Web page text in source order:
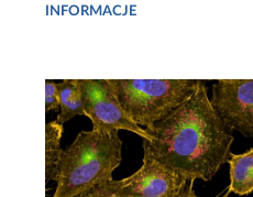
INFORMACJE